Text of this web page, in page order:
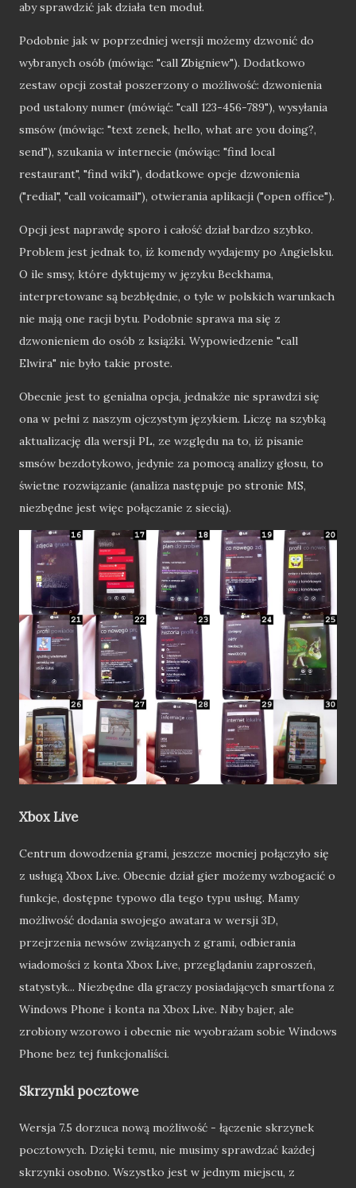
aby sprawdzić jak działa ten moduł.
Podobnie jak w poprzedniej wersji możemy dzwonić do
wybranych osób (mówiąc: "call Zbigniew"). Dodatkowo
zestaw opcji został poszerzony o możliwość: dzwonienia
pod ustalony numer (mówiąć: "call 123-456-789"), wysyłania
smsów (mówiąc: "text zenek, hello, what are you doing?,
send"), szukania w internecie (mówiąc: "find local
restaurant", "find wiki"), dodatkowe opcje dzwonienia
("redial", "call voicamail"), otwierania aplikacji ("open office").
Opcji jest naprawdę sporo i całość dział bardzo szybko.
Problem jest jednak to, iż komendy wydajemy po Angielsku.
O ile smsy, które dyktujemy w języku Beckhama,
interpretowane są bezbłędnie, o tyle w polskich warunkach
nie mają one racji bytu. Podobnie sprawa ma się z
dzwonieniem do osób z książki. Wypowiedzenie "call
Elwira" nie było takie proste.
Obecnie jest to genialna opcja, jednakże nie sprawdzi się
ona w pełni z naszym ojczystym językiem. Liczę na szybką
aktualizację dla wersji PL, ze względu na to, iż pisanie
smsów bezdotykowo, jedynie za pomocą analizy głosu, to
świetne rozwiązanie (analiza następuje po stronie MS,
niezbędne jest więc połączanie z siecią).
Xbox Live
Centrum dowodzenia grami, jeszcze mocniej połączyło się
z usługą Xbox Live. Obecnie dział gier możemy wzbogacić o
funkcje, dostępne typowo dla tego typu usług. Mamy
możliwość dodania swojego awatara w wersji 3D,
przejrzenia newsów związanych z grami, odbierania
wiadomości z konta Xbox Live, przeglądaniu zaproszeń,
statystyk... Niezbędne dla graczy posiadających smartfona z
Windows Phone i konta na Xbox Live. Niby bajer, ale
zrobiony wzorowo i obecnie nie wyobrażam sobie Windows
Phone bez tej funkcjonaliści.
Skrzynki pocztowe
Wersja 7.5 dorzuca nową możliwość - łączenie skrzynek
pocztowych. Dzięki temu, nie musimy sprawdzać każdej
skrzynki osobno. Wszystko jest w jednym miejscu, z